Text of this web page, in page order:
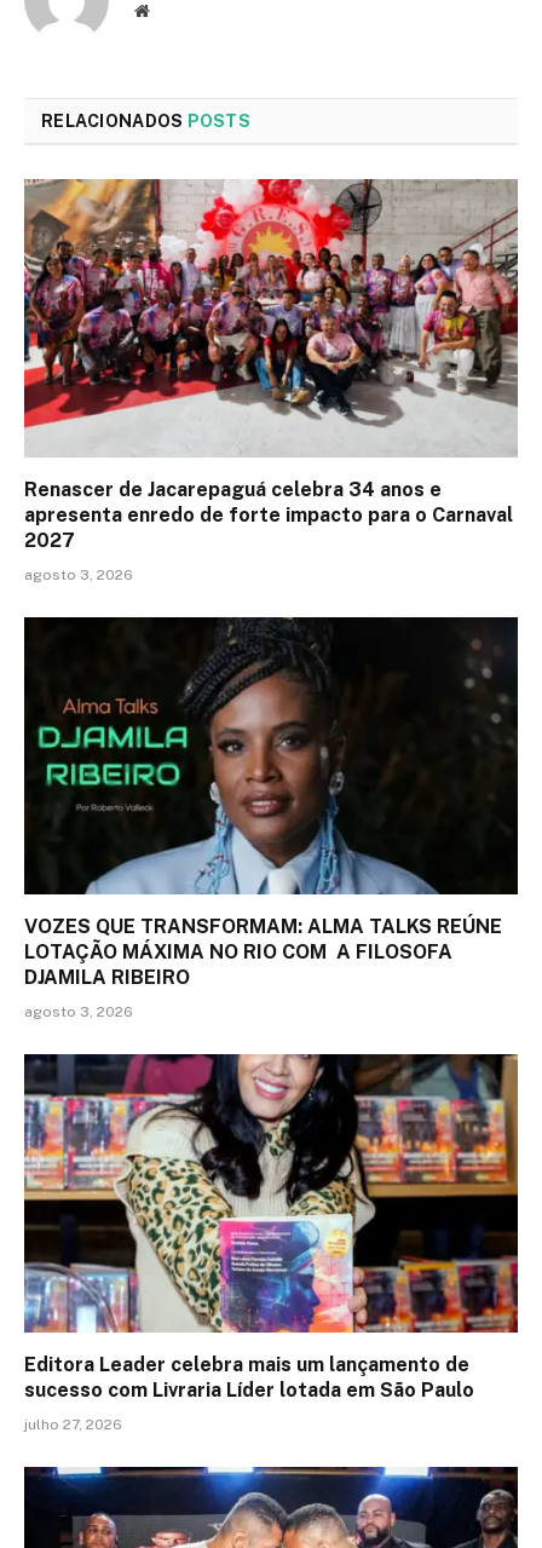
Site
RELACIONADOS POSTS
Renascer de Jacarepaguá celebra 34 anos e
apresenta enredo de forte impacto para o Carnaval
2027
agosto 3, 2026
VOZES QUE TRANSFORMAM: ALMA TALKS REÚNE
LOTAÇÃO MÁXIMA NO RIO COM A FILOSOFA
DJAMILA RIBEIRO
agosto 3, 2026
Editora Leader celebra mais um lançamento de
sucesso com Livraria Líder lotada em São Paulo
julho 27, 2026